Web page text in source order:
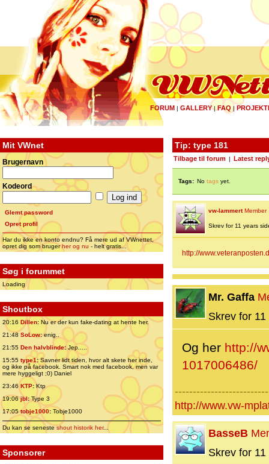
FORUM | GALLERY|FAQ |
Mit VWnet
Brugernavn
Kodeord
Glemt password
Opret profil
Har du ikke en konto endnu? Få mere ud af VWnettet,
opret dig som brugerher og nu - helt gratis...
Søg i forummet
Loading
Shoutbox
20:16 Dillen: Nu er der kun fake-dating at hente her.
21:48 SoLow:enig..
21:55 Den halvblinde:Jep.....
15:55 type1:Savner lidt tiden, hvor alt skete her inde,
og ikke på facebook. Smart nok med facebook, men var
mere hyggeligt ;0) Daniel
23:46 KTP:Ktp
19:06jbl:Type 3
17:05tobje1000: Tobje1000
Du kan se senesteshout historik her...
Sponsorer
Tip: type 181
Tilbage til forum Latest
Tags: No tags yet.
vw-lammert Member
Skrev for 11 years
http://
Mr. Gaffa
Skrev for
Og her http://
1017006486/
http://www.vw-
BasseB
Skrev for